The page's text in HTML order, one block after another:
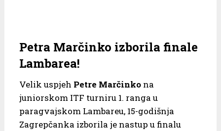
Petra Marčinko izborila finale
Lambarea!
Velik uspjeh Petre Marčinkona
juniorskom ITF turniru 1. ranga u
paragvajskom Lambareu, 15-godišnja
Zagrepčanka izborila je nastup u finalu